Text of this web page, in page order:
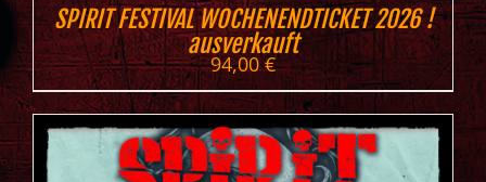
SPIRIT FESTIVAL WOCHENENDTICKET 2026 !
ausverkauft
94,00€